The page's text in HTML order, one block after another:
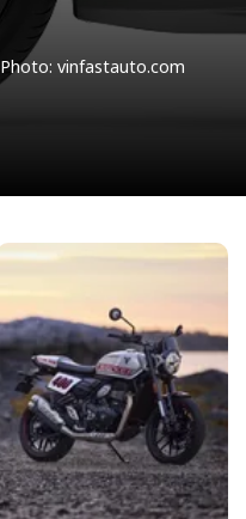
Photo: vinfastauto.com